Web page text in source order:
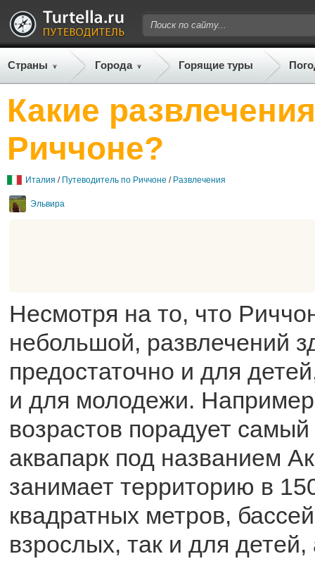
Страны Города Горящие туры
Какие
Риччоне?
Италия / Путеводитель по Риччоне / Развлечения
Эльвира
Несмотря на то, что
небольшой, развлечений
предостаточно и для
и для молодежи.
возрастов порадует
аквапарк под названием
занимает территорию в
квадратных метров,
взрослых, так и для